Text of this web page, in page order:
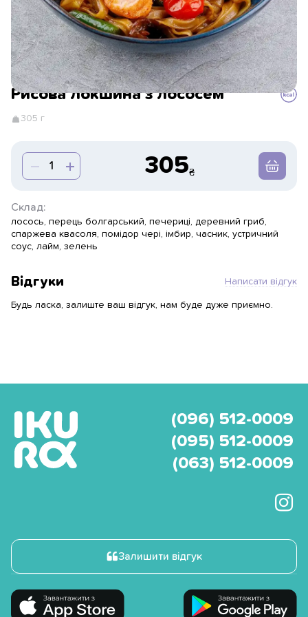
Рисова локшина з лососем
305 г
305
Склад:
лосось, перець болгарський, печериці, деревний гриб,
спаржева квасоля, помідор чері, імбир, часник, устричний
соус, лайм, зелень
Відгуки Написати відгук
Будь ласка, залиште ваш відгук, нам буде дуже приємно.
(096) 512-0009
(095) 512-0009
(063) 512-0009
Залишити відгук